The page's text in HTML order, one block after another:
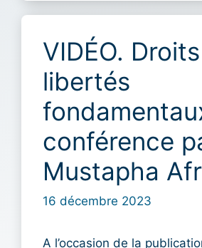
VIDÉO.
libertés
conférence
Mustapha
16 décembre 2023
A l’occasion de la